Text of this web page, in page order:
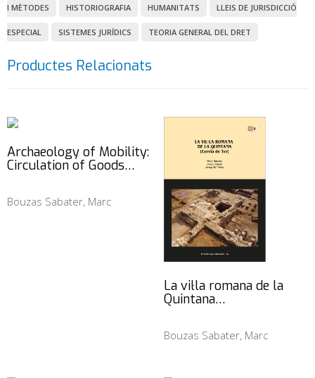
I MÈTODES HISTORIOGRAFIA HUMANITATS LLEIS DE JURISDICCIÓ
ESPECIAL SISTEMES JURÍDICS TEORIA GENERAL DEL DRET
Productes Relacionats
Archaeology of Mobility:
Circulation of Goods…
Bouzas Sabater, Marc
La vil·la romana de la
Quintana…
Bouzas Sabater, Marc